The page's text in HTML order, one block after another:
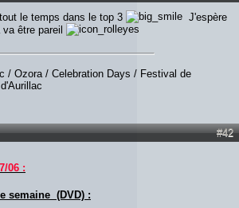
le temps dans le top 3
J'espère
être pareil
/ Ozora / Celebration Days / Festival de
#42
06 :
semaine (DVD) :